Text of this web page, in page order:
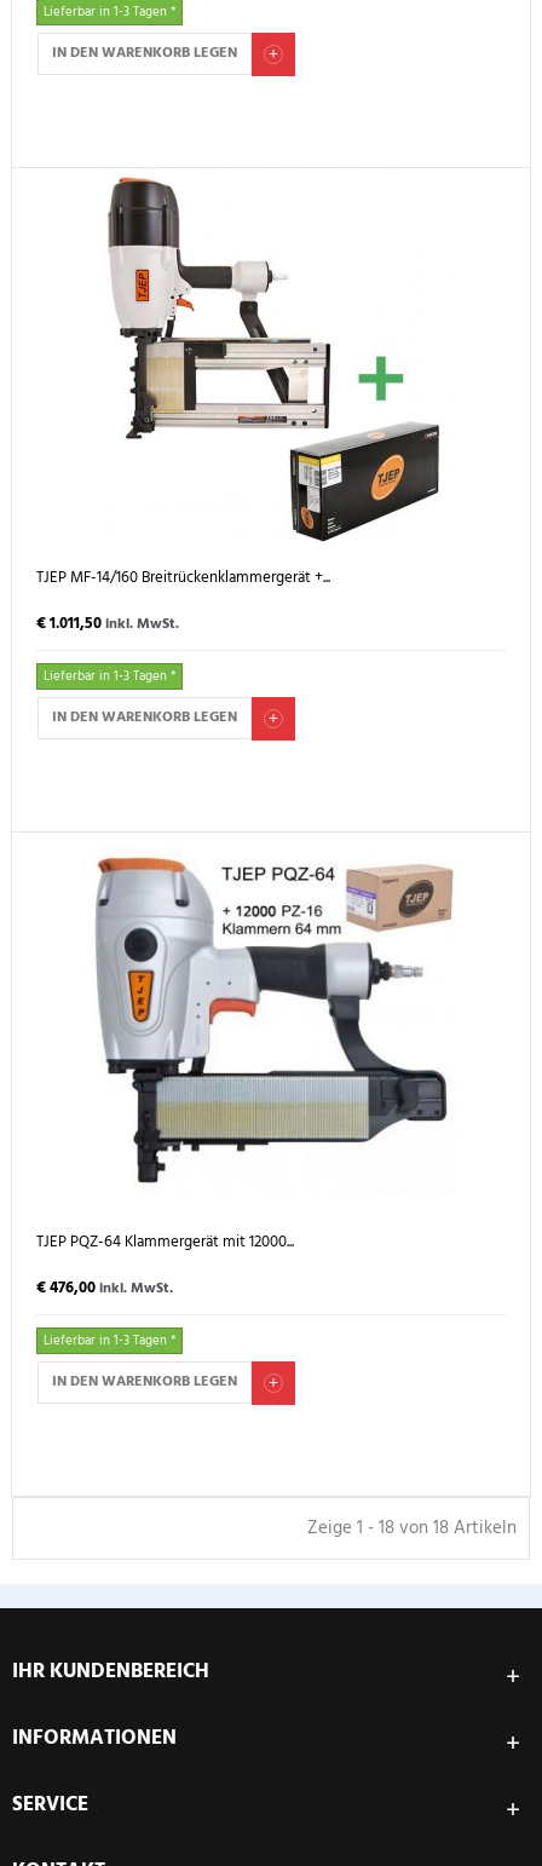
Lieferbar in 1-3 Tagen *
IN DEN WARENKORB LEGEN
TJEP MF-14/160 Breitrückenklammergerät +...
€ 1.011,50inkl. MwSt.
Lieferbar in 1-3 Tagen *
IN DEN WARENKORB LEGEN
TJEP PQZ-64 Klammergerät mit 12000...
€ 476,00inkl. MwSt.
Lieferbar in 1-3 Tagen *
IN DEN WARENKORB LEGEN
Zeige 1 - 18 von 18 Artikeln
IHR KUNDENBEREICH
INFORMATIONEN
SERVICE